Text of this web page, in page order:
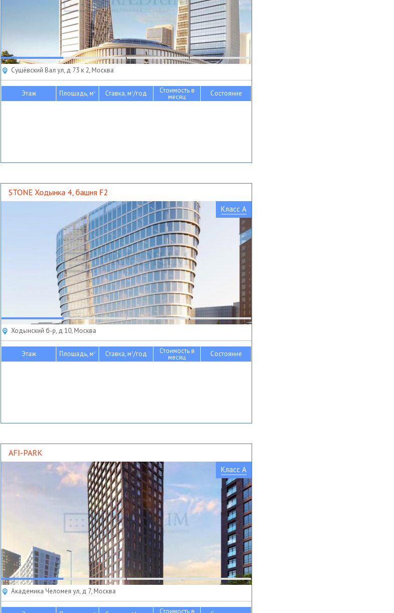
Сущёвский Вал ул, д 73 к 2, Москва
Этаж Площадь, м2 Ставка, м2/год Стоимость в
месяц Состояние
STONE Ходынка 4, башня F2
Класс A
Ходынский б-р, д 10, Москва
Этаж Площадь, м2 Ставка, м2/год Стоимость в
месяц Состояние
AFI-PARK
Класс A
Академика Челомея ул, д 7, Москва
Стоимость в